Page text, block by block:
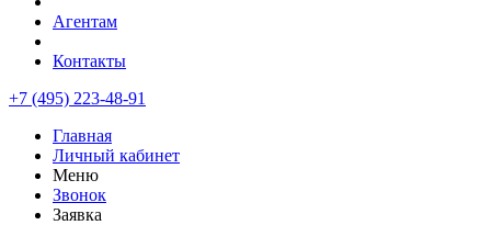
Агентам
Контакты
+7 (495) 223-48-91
Главная
Личный кабинет
Меню
Звонок
Заявка